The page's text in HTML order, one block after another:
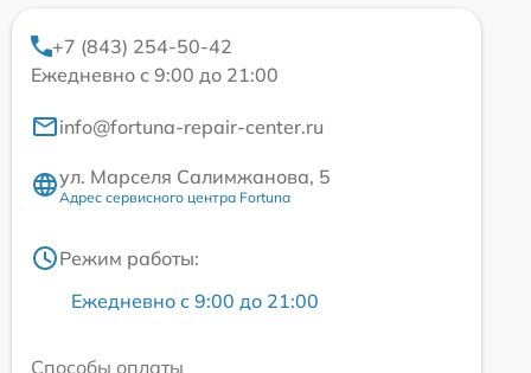
+7 (843) 254-50-42
Ежедневно с 9:00 до 21:00
info@fortuna-repair-center.ru
ул. Марселя Салимжанова, 5
Адрес сервисного центра Fortuna
Режим работы:
Ежедневно с 9:00 до 21:00
Способы оплаты